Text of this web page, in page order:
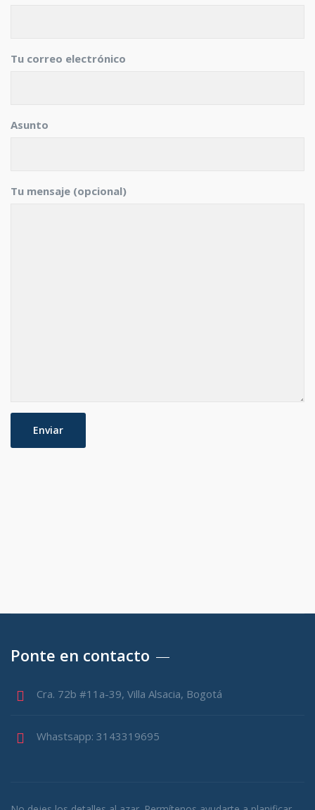
Tu correo electrónico
Asunto
Tu mensaje (opcional)
Ponte en contacto
Cra. 72b #11a-39, Villa Alsacia, Bogotá
Whastsapp: 3143319695